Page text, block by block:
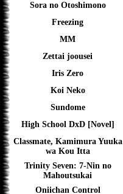
Sora no Otoshimono
Freezing
ММ
Zettai joousei
Iris Zero
Koi Neko
Sundome
High School DxD [Novel]
Classmate, Kamimura Yuuka
wa Kou Itta
Trinity Seven: 7-Nin no
Mahoutsukai
Oniichan Control